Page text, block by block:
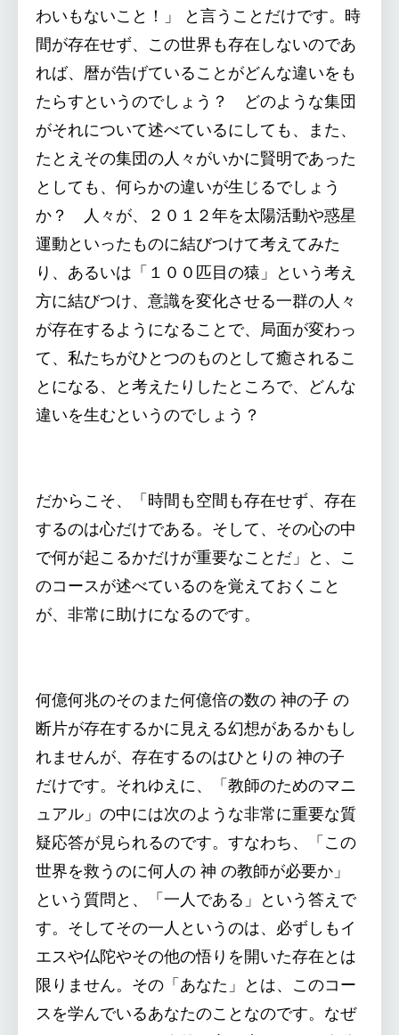
わいもないこと！」 と言うことだけです。時
間が存在せず、この世界も存在しないのであ
れば、暦が告げていることがどんな違いをも
たらすというのでしょう？ どのような集団
がそれについて述べているにしても、また、
たとえその集団の人々がいかに賢明であった
としても、何らかの違いが生じるでしょう
か？ 人々が、２０１２年を太陽活動や惑星
運動といったものに結びつけて考えてみた
り、あるいは「１００匹目の猿」という考え
方に結びつけ、意識を変化させる一群の人々
が存在するようになることで、局面が変わっ
て、私たちがひとつのものとして癒されるこ
とになる、と考えたりしたところで、どんな
違いを生むというのでしょう？
だからこそ、「時間も空間も存在せず、存在
するのは心だけである。そして、その心の中
で何が起こるかだけが重要なことだ」と、こ
のコースが述べているのを覚えておくこと
が、非常に助けになるのです。
何億何兆のそのまた何億倍の数の 神の子 の
断片が存在するかに見える幻想があるかもし
れませんが、存在するのはひとりの 神の子
だけです。それゆえに、「教師のためのマニ
ュアル」の中には次のような非常に重要な質
疑応答が見られるのです。すなわち、「この
世界を救うのに何人の 神 の教師が必要か」
という質問と、「一人である」という答えで
す。そしてその一人というのは、必ずしもイ
エスや仏陀やその他の悟りを開いた存在とは
限りません。その「あなた」とは、このコー
スを学んでいるあなたのことなのです。なぜ